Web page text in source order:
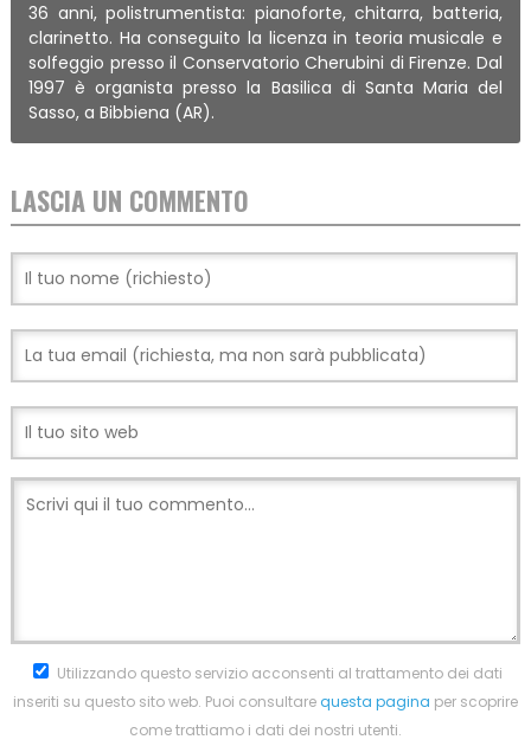
36 anni, polistrumentista: pianoforte, chitarra, batteria,
clarinetto. Ha conseguito la licenza in teoria musicale e
solfeggio presso il Conservatorio Cherubini di Firenze. Dal
1997 è organista presso la Basilica di Santa Maria del
Sasso, a Bibbiena (AR).
LASCIA UN COMMENTO
Utilizzando questo servizio acconsenti al trattamento dei dati
inseriti su questo sito web. Puoi consultarequesta pagina per scoprire
come trattiamo i dati dei nostri utenti.